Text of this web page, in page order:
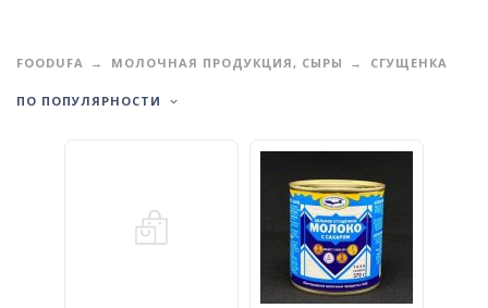
FOODUFA МОЛОЧНАЯ ПРОДУКЦИЯ, СЫРЫ СГУЩЕНКА
ПО ПОПУЛЯРНОСТИ